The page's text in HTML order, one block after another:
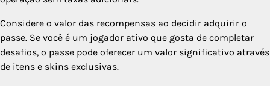
Considere o valor das recompensas ao decidir adquirir o
passe. Se você é um jogador ativo que gosta de completar
desafios, o passe pode oferecer um valor significativo através
de itens e skins exclusivas.